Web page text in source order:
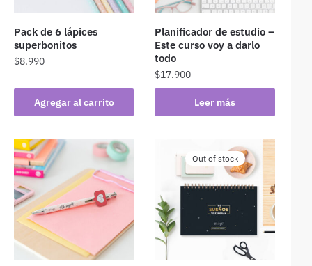
Pack de 6 lápices
superbonitos
$8.990
Agregar al carrito
Planificador de estudio –
Este curso voy a darlo
todo
$17.900
Leer más
Out of stock